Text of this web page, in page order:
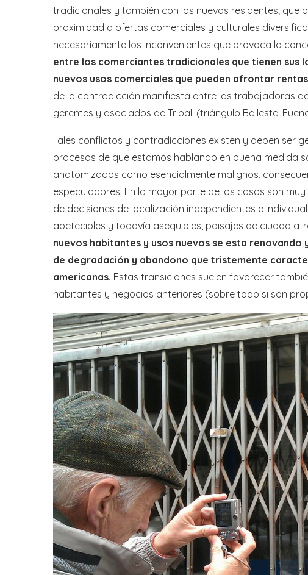
tradicionales y también con los nuevos residentes;
proximidad a ofertas comerciales y culturales
necesariamente los inconvenientes que provoca la
entre los comerciantes tradicionales que tienen sus
nuevos usos comerciales que pueden afrontar
de la contradicción manifiesta entre las trabajadoras
gerentes y asociados de Triball (triángulo Ballesta-
Tales conflictos y contradicciones existen y deben ser
procesos de que estamos hablando en buena medida
anatomizados como esencialmente malignos,
especuladores. En la mayor parte de los casos son
de decisiones de localización independientes e
apetecibles y todavía asequibles, paisajes de ciudad
nuevos habitantes y usos nuevos se esta
de degradación y abandono que tristemente
americanas. Estas transiciones suelen favorecer
habitantes y negocios anteriores (sobre todo si son